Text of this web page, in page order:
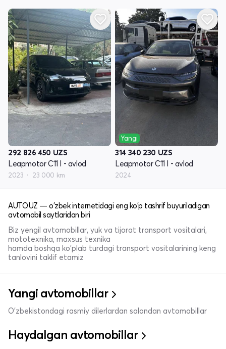
292 826 450 UZS
Leapmotor C11 I - avlod
2023 23 000 km
Yangi
314 340 230 UZS
Leapmotor C11 I - avlod
2024
AUTO.UZ — o'zbek internetidagi eng ko'p tashrif buyuriladigan
avtomobil saytlaridan biri
Biz yengil avtomobillar, yuk va tijorat transport vositalari,
mototexnika, maxsus texnika
hamda boshqa ko'plab turdagi transport vositalarining keng
tanlovini taklif etamiz
Yangi avtomobillar
O'zbekistondagi rasmiy dilerlardan salondan avtomobillar
Haydalgan avtomobillar